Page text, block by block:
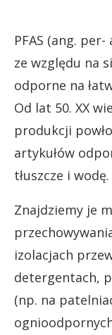
PFAS (ang.
ze względu na
odporne na
Od lat 50. XX
produkcji
artykułów
tłuszcze i wodę.
Znajdziemy je
izolacjach
detergentach,
(np. na